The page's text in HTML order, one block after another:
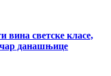
вина светске класе,
данашњице